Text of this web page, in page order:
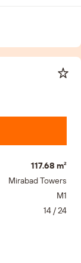
117.68 m²
Mirabad Towers
M1
14 / 24